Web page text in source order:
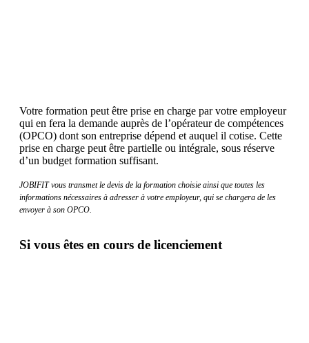
Votre formation peut être prise en charge par votre employeur
qui en fera la demande auprès de l’opérateur de compétences
(OPCO) dont son entreprise dépend et auquel il cotise. Cette
prise en charge peut être partielle ou intégrale, sous réserve
d’un budget formation suffisant.
JOBIFIT vous transmet le devis de la formation choisie ainsi que toutes les
informations nécessaires à adresser à votre employeur, qui se chargera de les
envoyer à son OPCO.
Si vous êtes en cours de licenciement